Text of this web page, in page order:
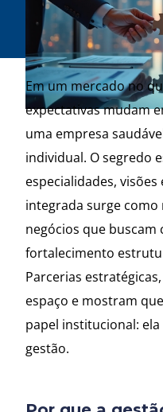
Em um mercado no
expectativas mudam
uma empresa
individual. O segredo
especialidades,
integrada surge
negócios que buscam
fortalecimento
Parcerias
espaço e mostram
papel institucional:
gestão.